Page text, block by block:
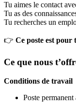
Tu aimes le contact
Tu as des
Tu recherches un
👉 Ce poste est pour
Ce que nous
Conditions de travail
Poste permanent